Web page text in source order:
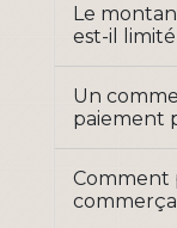
Le
est-il limité
Un
paiement
Comment